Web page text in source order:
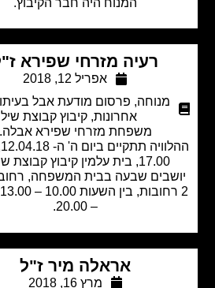
המנוח היה חבר הקיבוץ.
רעיה מזרחי שפירא ז"ל
אפריל 12, 2018
מנוחה
פרסום מודעת אבל בעיתון ידיעות
אחרונות,קיבוץ קבוצת שילר
משפחת מזרחי שפירא אבלה.
ההלוויה תתקיים ביום ה' ה- 12.04.18, בשעה
שבעה בבית המשפחה, רחוב האורן
2 רחובות, בין השעות 10.00 – 13.00, 17.00
אראלה מיר ז"ל
מרץ 16, 2018